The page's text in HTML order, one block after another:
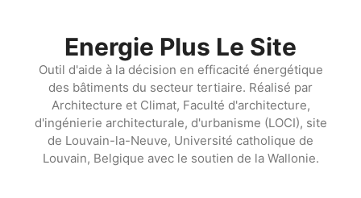
Energie Plus Le Site
Outil d'aide à la décision en efficacité énergétique
des bâtiments du secteur tertiaire. Réalisé par
Architecture et Climat, Faculté d'architecture,
d'ingénierie architecturale, d'urbanisme (LOCI), site
de Louvain-la-Neuve, Université catholique de
Louvain, Belgique avec le soutien de la Wallonie.